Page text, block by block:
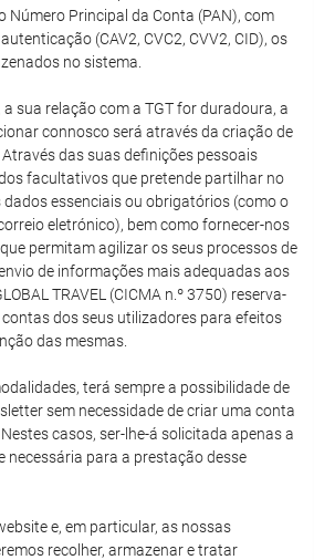
Número Principal da Conta (PAN), com
(CAV2, CVC2, CVV2, CID), os
no sistema.
sua relação com a TGT for duradoura, a
connosco será através da criação de
das suas definições pessoais
facultativos que pretende partilhar no
dados essenciais ou obrigatórios (como o
eletrónico), bem como fornecer-nos
permitam agilizar os seus processos de
de informações mais adequadas aos
TRAVEL (CICMA n.º 3750) reserva-
dos seus utilizadores para efeitos
das mesmas.
terá sempre a possibilidade de
sem necessidade de criar uma conta
casos, ser-lhe-á solicitada apenas a
para a prestação desse
e, em particular, as nossas
recolher, armazenar e tratar